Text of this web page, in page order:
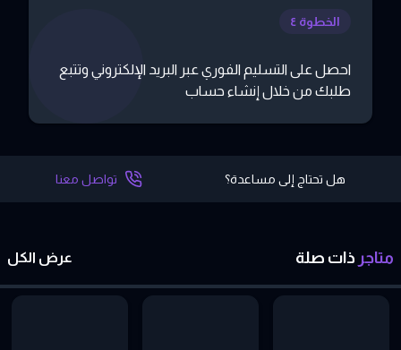
الخطوة ٤
احصل على التسليم الفوري عبر البريد الإلكتروني وتتبع
طلبك من خلال إنشاء حساب
هل تحتاج إلى مساعدة؟ تواصل معنا
متاجر ذات صلة عرض الكل